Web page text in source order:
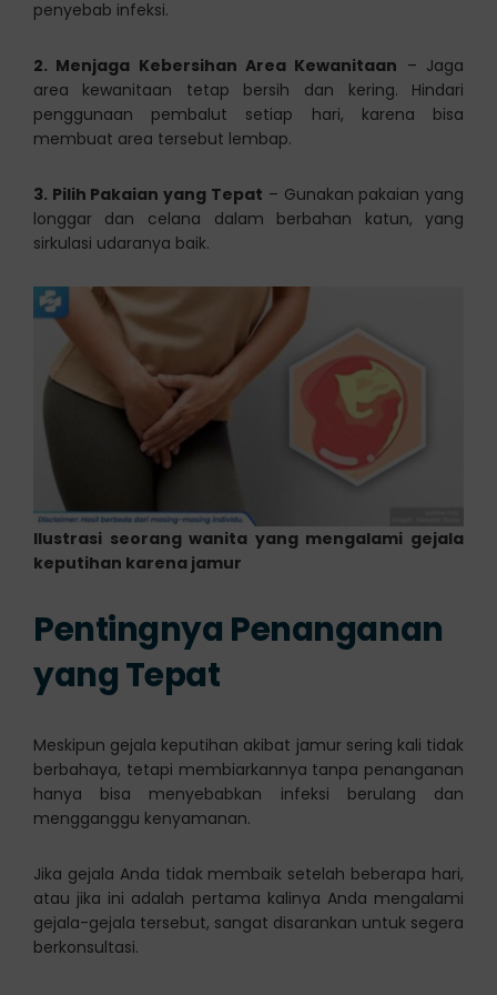
penyebab infeksi.
2. Menjaga Kebersihan Area Kewanitaan – Jaga
area kewanitaan tetap bersih dan kering. Hindari
penggunaan pembalut setiap hari, karena bisa
membuat area tersebut lembap.
3. Pilih Pakaian yang Tepat – Gunakan pakaian yang
longgar dan celana dalam berbahan katun, yang
sirkulasi udaranya baik.
Ilustrasi seorang wanita yang mengalami gejala
keputihan karena jamur
Pentingnya Penanganan
yang Tepat
Meskipun gejala keputihan akibat jamur sering kali tidak
berbahaya, tetapi membiarkannya tanpa penanganan
hanya bisa menyebabkan infeksi berulang dan
mengganggu kenyamanan.
Jika gejala Anda tidak membaik setelah beberapa hari,
atau jika ini adalah pertama kalinya Anda mengalami
gejala-gejala tersebut, sangat disarankan untuk segera
berkonsultasi.